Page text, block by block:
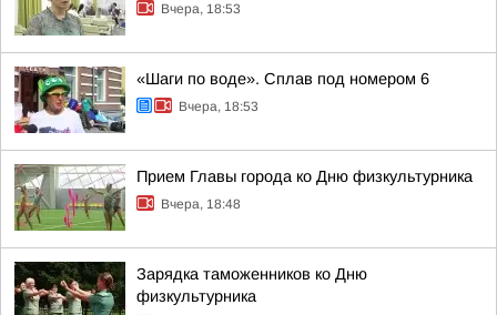
Вчера, 18:53
«Шаги по воде». Сплав под номером 6
Вчера, 18:53
Прием Главы города ко Дню физкультурника
Вчера, 18:48
Зарядка таможенников ко Дню
физкультурника